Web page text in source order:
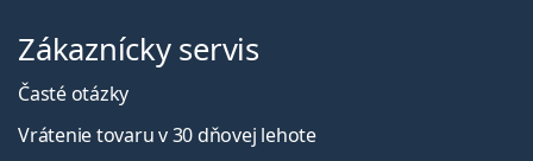
Zákaznícky servis
Časté otázky
Vrátenie tovaru v 30 dňovej lehote